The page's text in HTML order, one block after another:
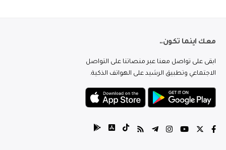
معك اينما تكون..
ابقى على تواصل معنا عبر منصاتنا على التواصل
الاجتماعي وتطبيق الرشيد على الهواتف الذكية.